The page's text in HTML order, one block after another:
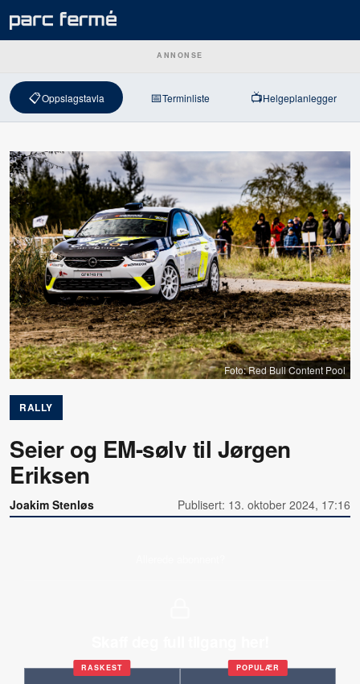
ANNONSE
📋Oppslagstavla 📅Terminliste 📺Helgeplanlegger
Foto: Red Bull Content Pool
RALLY
Seier og EM-sølv til Jørgen
Eriksen
Joakim Stenløs Publisert: 13. oktober 2024, 17:16
RASKEST POPULÆR